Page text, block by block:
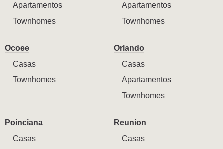
Apartamentos
Townhomes
Apartamentos
Townhomes
Ocoee
Casas
Townhomes
Orlando
Casas
Apartamentos
Townhomes
Poinciana
Casas
Reunion
Casas